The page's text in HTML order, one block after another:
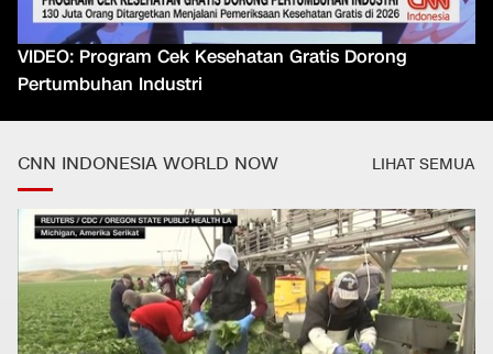
VIDEO: Program Cek Kesehatan Gratis Dorong
Pertumbuhan Industri
CNN INDONESIA WORLD NOW LIHAT SEMUA